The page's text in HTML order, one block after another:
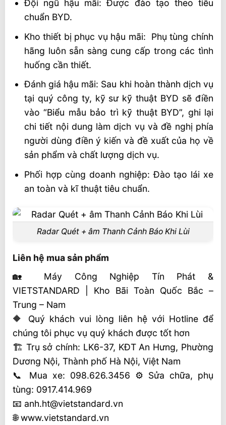
Đội ngũ hậu mãi: Được đào tạo theo tiêu
chuẩn BYD.
Kho thiết bị phục vụ hậu mãi: Phụ tùng chính
hãng luôn sẵn sàng cung cấp trong các tình
huống cần thiết.
Đánh giá hậu mãi: Sau khi hoàn thành dịch vụ
tại quý công ty, kỹ sư kỹ thuật BYD sẽ điền
vào “Biểu mẫu bảo trì kỹ thuật BYD”, ghi lại
chi tiết nội dung làm dịch vụ và đề nghị phía
người dùng điền ý kiến ​​​​và đề xuất của họ về
sản phẩm và chất lượng dịch vụ.
Phối hợp cùng doanh nghiệp: Đào tạo lái xe
an toàn và kĩ thuật tiêu chuẩn.
Radar Quét + âm Thanh Cảnh Báo Khi Lùi
Liên hệ mua sản phẩm
🏡 Máy Công Nghiệp Tín Phát &
VIETSTANDARD | Kho Bãi Toàn Quốc Bắc –
Trung – Nam
🔶 Quý khách vui lòng liên hệ với Hotline để
chúng tôi phục vụ quý khách được tốt hơn
🏗 Trụ sở chính: LK6-37, KĐT An Hưng, Phường
Dương Nội, Thành phố Hà Nội, Việt Nam
📞 Mua xe: 098.626.3456 ⚙️ Sửa chữa, phụ
tùng: 0917.414.969
📧 anh.ht@vietstandard.vn
🌐 www.vietstandard.vn